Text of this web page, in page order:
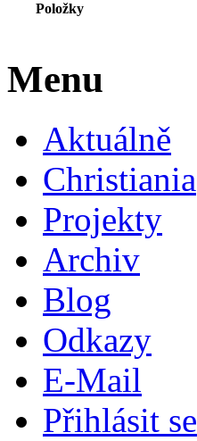
Položky
Menu
Aktuálně
Christiania
Projekty
Archiv
Blog
Odkazy
E-Mail
Přihlásit se